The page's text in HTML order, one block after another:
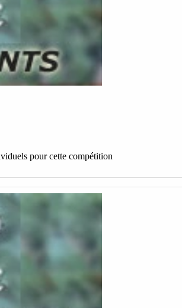
pour cette compétition